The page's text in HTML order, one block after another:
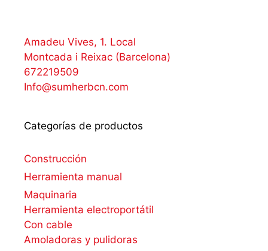
Amadeu Vives, 1. Local
Montcada i Reixac (Barcelona)
672219509
Info@sumherbcn.com
Categorías de productos
Construcción
Herramienta manual
Maquinaria
Herramienta electroportátil
Con cable
Amoladoras y pulidoras